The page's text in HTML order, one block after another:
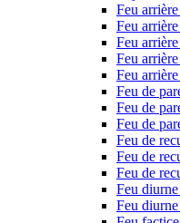
Feu
Feu
Feu
Feu
Feu
Feu de
Feu de
Feu de
Feu de
Feu de
Feu de
Feu
Feu